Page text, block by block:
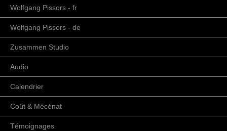
Wolfgang Pissors - fr
Wolfgang Pissors - de
Zusammen Studio
Audio
Calendrier
Coût & Mécénat
Témoignages